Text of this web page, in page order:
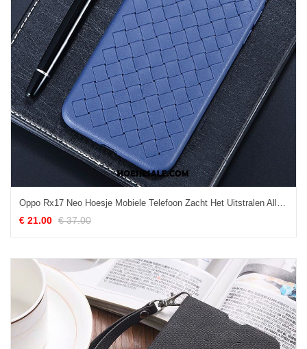
Oppo Rx17 Neo Hoesje Mobiele Telefoon Zacht Het Uitstralen All Inclusive Hoes Winkel
€ 21.00 € 37.00